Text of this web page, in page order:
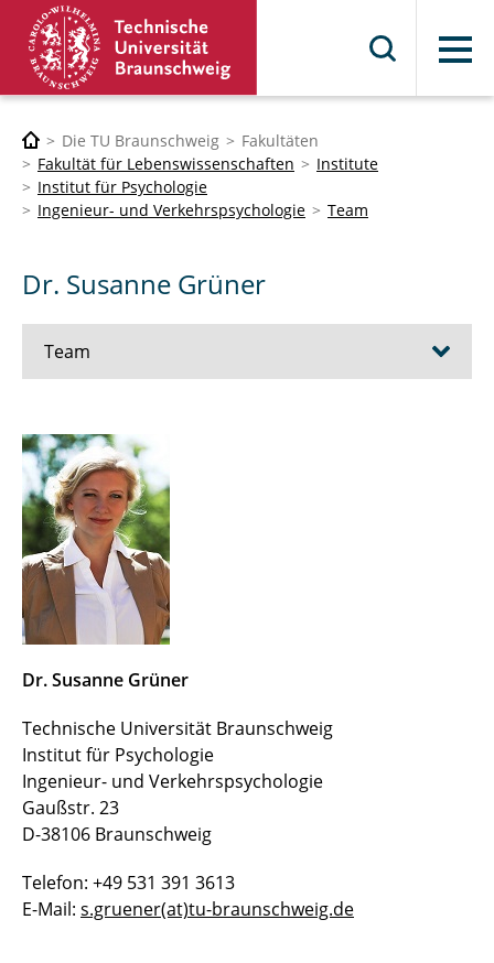
Menü
Die TU Braunschweig
Fakultäten
Fakultät für Lebenswissenschaften
Institute
Institut für Psychologie
Ingenieur- und Verkehrspsychologie
Team
Dr. Susanne Grüner
Team
Sekretariat Andrea Boog
Doris Sonntag
Dr. Vanessa Schmidt
Dr. Susanne Grüner
Dr. Frauke Berghöfer
Sarah Helweg, M.Sc.
Karsten Klaffer, M.Sc.
Frederike Hanna Strelow, M.Sc.
Helene Walter, M.Sc.
Ehemalige MitarbeiterInnen
Dr. Susanne Grüner
Technische Universität Braunschweig
Institut für Psychologie
Ingenieur- und Verkehrspsychologie
Gaußstr. 23
D-38106 Braunschweig
Telefon: +49 531 391 3613
E-Mail: s.gruener(at)tu-braunschweig.de